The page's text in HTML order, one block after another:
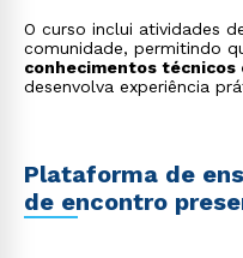
O curso inclui atividades
comunidade, permitindo
conhecimentos técnicos
desenvolva experiência
Plataforma de
de encontro